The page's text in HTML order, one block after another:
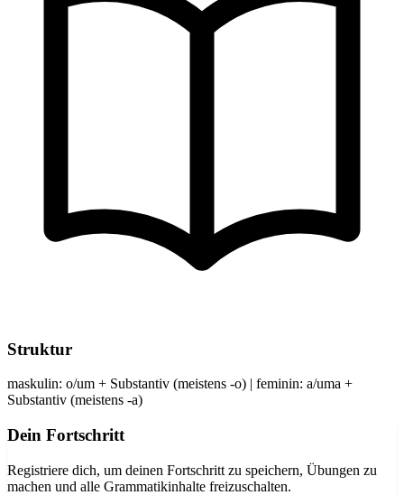
Struktur
maskulin: o/um + Substantiv (meistens -o) | feminin: a/uma +
Substantiv (meistens -a)
Dein Fortschritt
Registriere dich, um deinen Fortschritt zu speichern, Übungen zu
machen und alle Grammatikinhalte freizuschalten.